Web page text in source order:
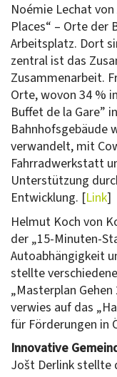
Noémie Lechat von
Places“ – Orte der
Arbeitsplatz. Dort
zentral ist das
Zusammenarbeit.
Orte, wovon 34 %
Buffet de la Gare”
Bahnhofsgebäude
verwandelt, mit
Fahrradwerkstatt
Unterstützung
Entwicklung. [Link]
Helmut Koch von
der „15-Minuten-
Autoabhängigkeit
stellte
„Masterplan
verwies auf das
für Förderungen in
Innovative
Jošt Derlink stellte